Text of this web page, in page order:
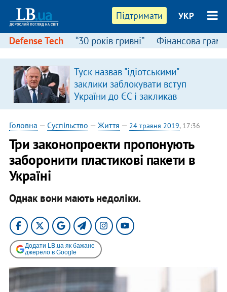
Підтримати УКР
Defense Tech “30 років гривні” Фінансова
Туск назвав "ідіотськими"
заклики заблокувати вступ
України до ЄС і закликав
припинити антиукраїнську
риторику
Головна — Суспільство — Життя — 24 травня 2019, 17:36
Три законопроекти пропонують
заборонити пластикові пакети в
Україні
Однак вони мають недоліки.
Додати LB.ua як бажане
джерело в Google